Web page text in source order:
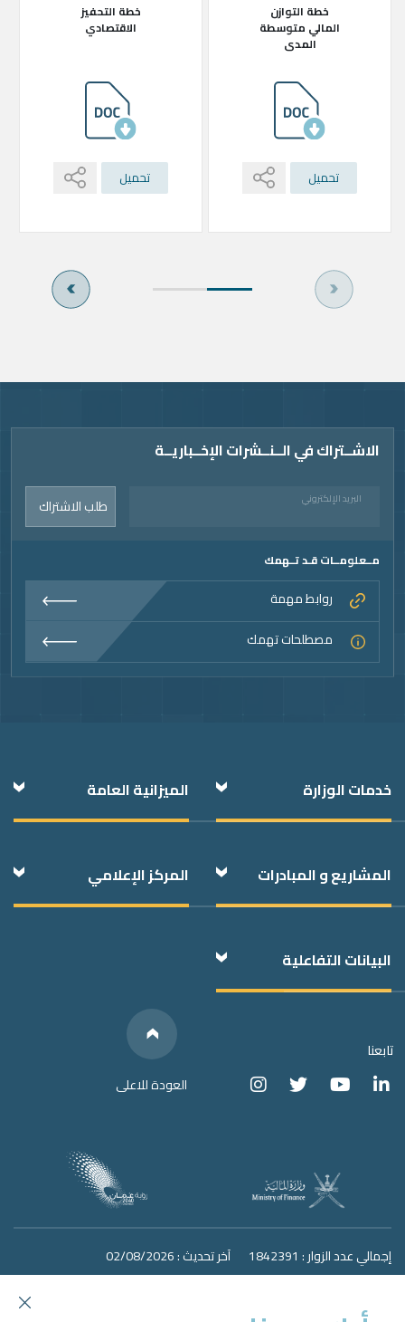
خطة التحفيز
الاقتصادي
تحميل
خطة التوازن
المالي متوسطة
المدى
تحميل
Video
الاشــتراك في الــنــشرات الإخــباريــة
البريد الإلكتروني طلب الاشتراك
مــعلومــات قـد تــهمك
روابط مهمة
مصطلحات تهمك
خدمات الوزارة الميزانية العامة
المشاريع و المبادرات المركز الإعلامي
البيانات التفاعلية
العودة للاعلى
Below
We have
Social Media
Links
تابعنا
إجمالي عدد الزوار : 1842391 آخر تحديث : 02/08/2026
البيانات المفتوحة